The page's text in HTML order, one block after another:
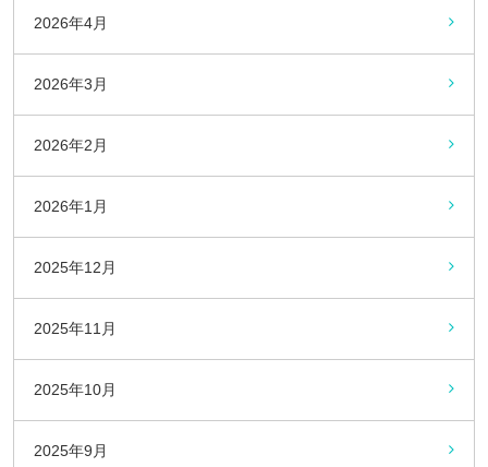
2026年4月
2026年3月
2026年2月
2026年1月
2025年12月
2025年11月
2025年10月
2025年9月